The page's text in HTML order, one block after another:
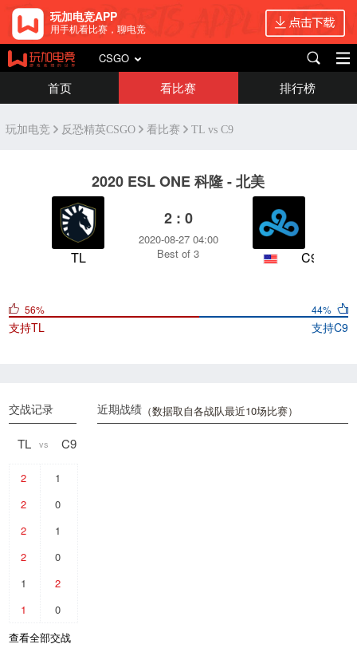
玩加电竞APP
用手机看比赛，聊电竞
CSGO
首页 看比赛 排行榜
玩加电竞 反恐精英CSGO 看比赛 TL vs C9
2020 ESL ONE 科隆 - 北美
TL
2 : 0
2020-08-27 04:00
Best of 3
C9
44%
支持C9
56%
支持TL
近期战绩（数据取自各战队最近10场比赛）
交战记录
TL vs C9
2
1
2
0
2
1
2
0
1
2
1
0
查看全部交战